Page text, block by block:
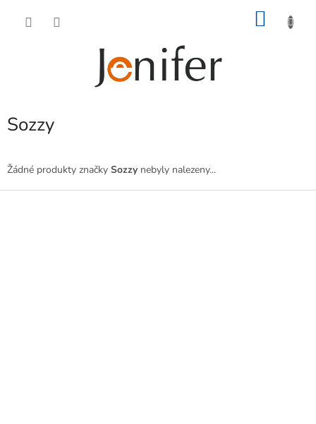
Sozzy
Žádné produkty značky Sozzy nebyly nalezeny...
Z